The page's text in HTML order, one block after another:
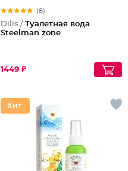
(8)
Dilis / Туалетная вода
Steelman zone
1449 ₽